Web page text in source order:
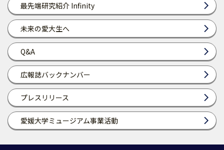
最先端研究紹介 Infinity
未来の愛大生へ
Q&A
広報誌バックナンバー
プレスリリース
愛媛大学ミュージアム事業活動